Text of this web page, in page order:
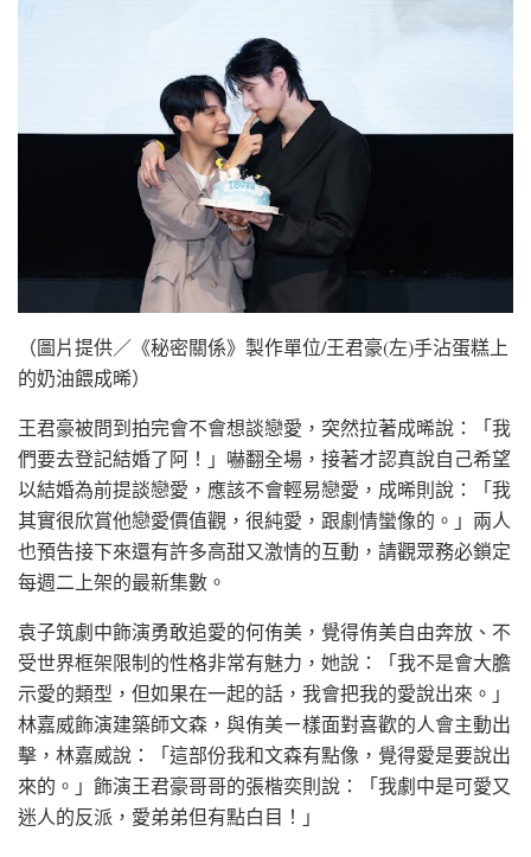
（圖片提供／《秘密關係》製作單位/王君豪(左)手沾蛋糕上
的奶油餵成晞）
王君豪被問到拍完會不會想談戀愛，突然拉著成晞說：「我
們要去登記結婚了阿！」嚇翻全場，接著才認真說自己希望
以結婚為前提談戀愛，應該不會輕易戀愛，成晞則說：「我
其實很欣賞他戀愛價值觀，很純愛，跟劇情蠻像的。」兩人
也預告接下來還有許多高甜又激情的互動，請觀眾務必鎖定
每週二上架的最新集數。
袁子筑劇中飾演勇敢追愛的何侑美，覺得侑美自由奔放、不
受世界框架限制的性格非常有魅力，她說：「我不是會大膽
示愛的類型，但如果在一起的話，我會把我的愛說出來。」
林嘉威飾演建築師文森，與侑美ㄧ樣面對喜歡的人會主動出
擊，林嘉威說：「這部份我和文森有點像，覺得愛是要說出
來的。」飾演王君豪哥哥的張楷奕則說：「我劇中是可愛又
迷人的反派，愛弟弟但有點白目！」